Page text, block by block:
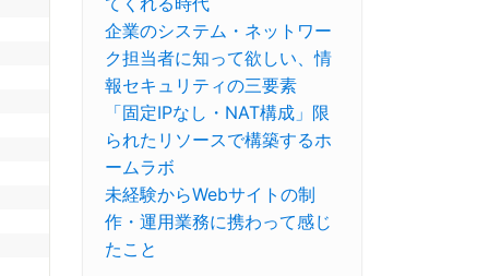
企業のシステム・ネットワー
ク担当者に知って欲しい、情
報セキュリティの三要素
「固定IPなし・NAT構成」限
られたリソースで構築するホ
ームラボ
未経験からWebサイトの制
作・運用業務に携わって感じ
たこと